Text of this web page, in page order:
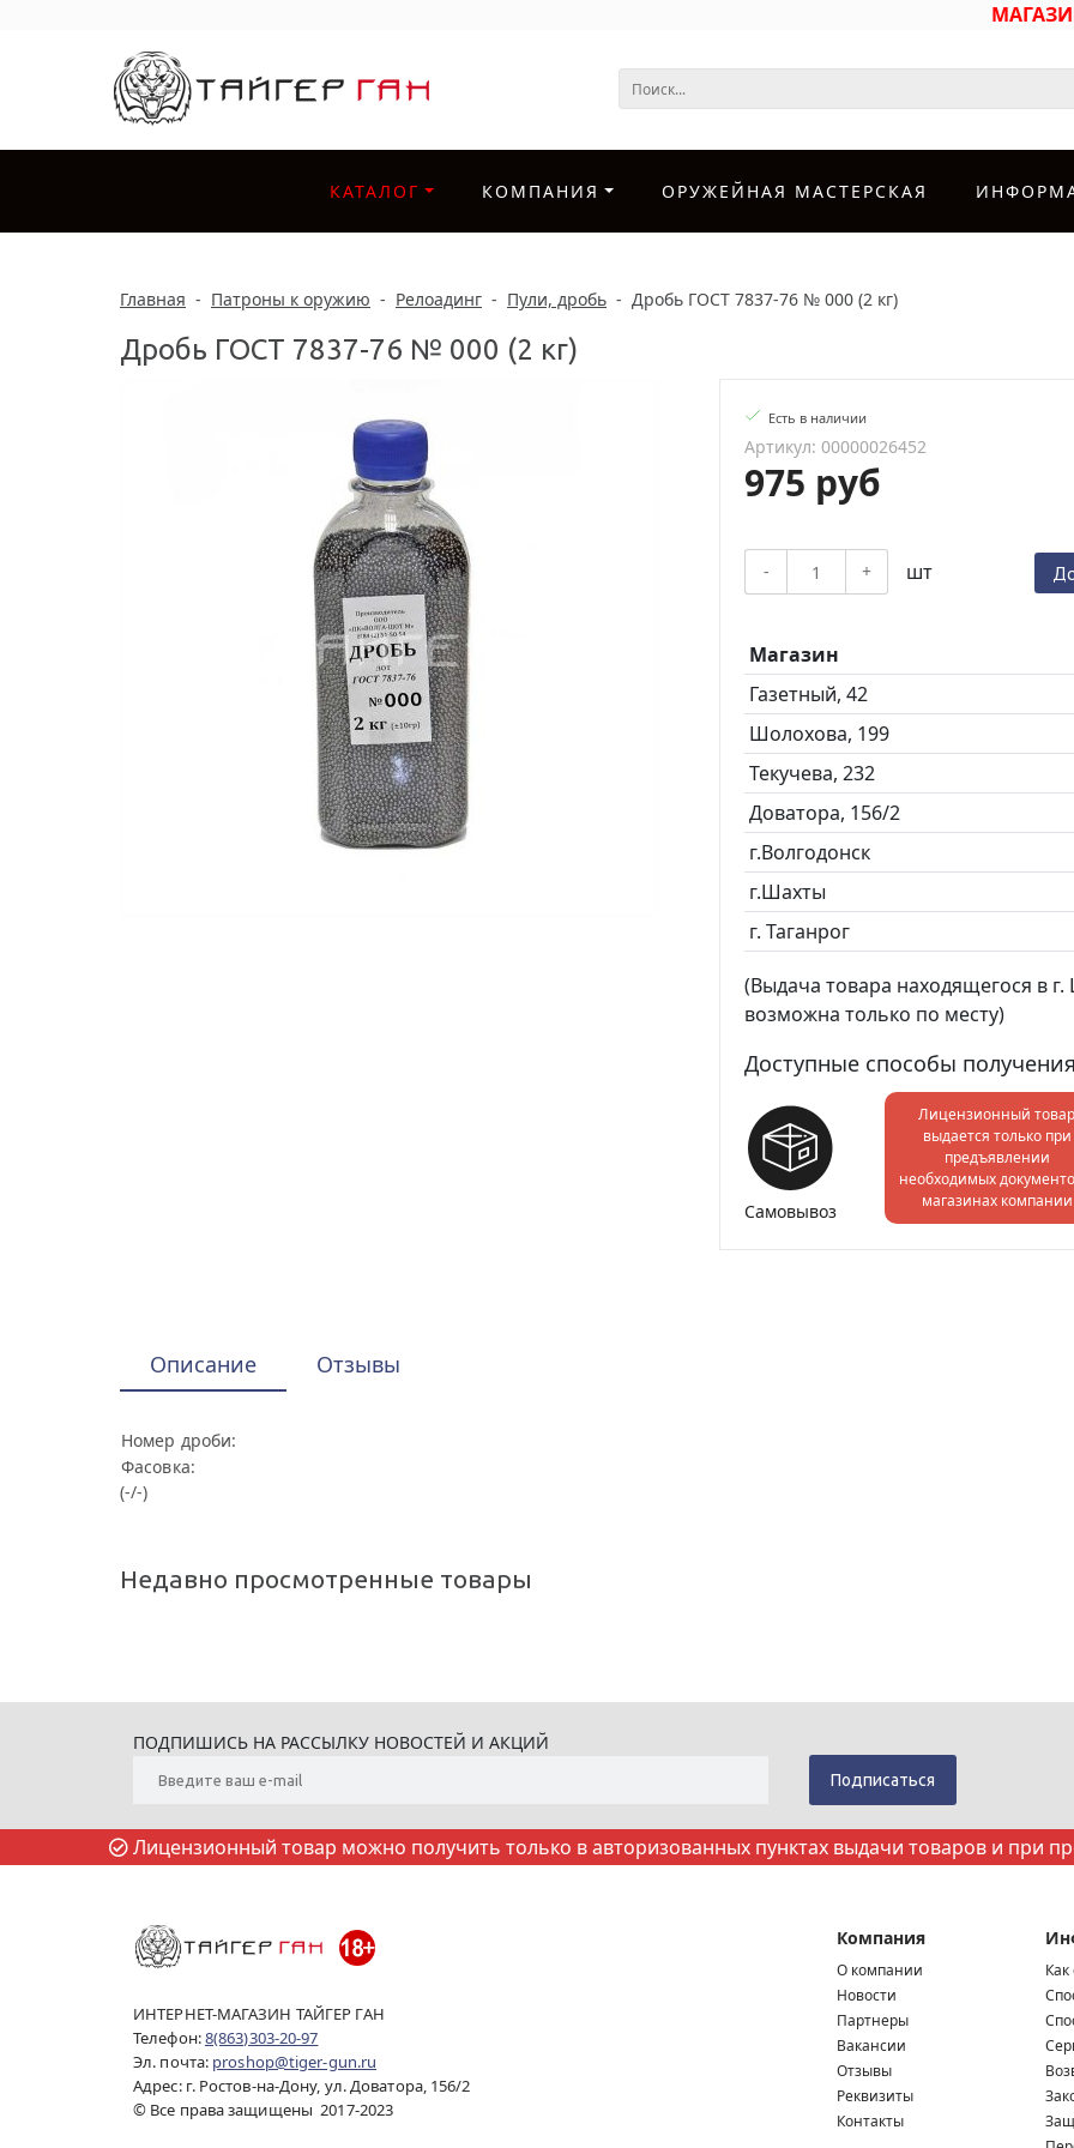
КАТАЛОГ КОМПАНИЯ ОРУЖЕЙНАЯ МАСТЕРСКАЯ
Главная - Патроны к оружию - Релоадинг - Пули, дробь - Дробь ГОСТ 7837-76 № 000 (2 кг)
Дробь ГОСТ 7837-76 № 000 (2 кг)
Есть в наличии
Артикул: 00000026452
975 руб
- + шт
Магазин
Газетный, 42
Шолохова, 199
Текучева, 232
Доватора, 156/2
г.Волгодонск
г.Шахты
г. Таганрог
(Выдача товара находящегося в г.
возможна только по месту)
Доступные способы
Самовывоз
Лицензионный товар
выдается только при
предъявлении
необходимых
магазинах компании
Описание Отзывы
Номер дроби:
Фасовка:
(-/-)
Недавно просмотренные товары
ПОДПИШИСЬ НА РАССЫЛКУ НОВОСТЕЙ И АКЦИЙ
Лицензионный товар можно получить только в авторизованных пунктах выдачи товаров и при
ИНТЕРНЕТ-МАГАЗИН ТАЙГЕР ГАН
Телефон:8(863)303-20-97
Эл. почта: proshop@tiger-gun.ru
Адрес: г. Ростов-на-Дону, ул. Доватора, 156/2
© Все права защищены 2017-2023
Компания
О компании
Новости
Партнеры
Вакансии
Отзывы
Реквизиты
Контакты